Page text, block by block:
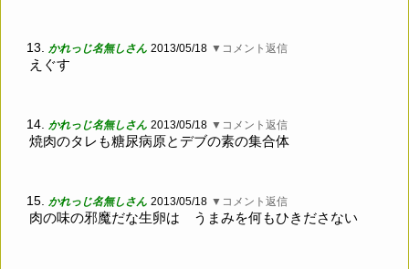
13. かれっじ名無しさん 2013/05/18 ▼コメント返信
えぐす
14. かれっじ名無しさん 2013/05/18 ▼コメント返信
焼肉のタレも糖尿病原とデブの素の集合体
15. かれっじ名無しさん 2013/05/18 ▼コメント返信
肉の味の邪魔だな生卵は うまみを何もひきださない